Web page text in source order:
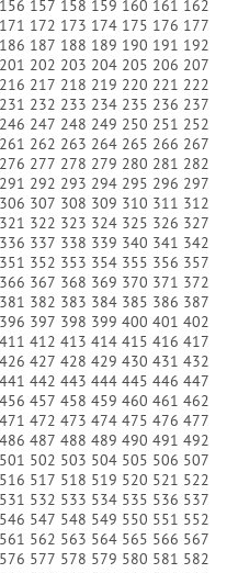
156 157 158 159 160 161 162
171 172 173 174 175 176 177
186 187 188 189 190 191 192
201 202 203 204 205 206 207
216 217 218 219 220 221 222
231 232 233 234 235 236 237
246 247 248 249 250 251 252
261 262 263 264 265 266 267
276 277 278 279 280 281 282
291 292 293 294 295 296 297
306 307 308 309 310 311 312
321 322 323 324 325 326 327
336 337 338 339 340 341 342
351 352 353 354 355 356 357
366 367 368 369 370 371 372
381 382 383 384 385 386 387
396 397 398 399 400 401 402
411 412 413 414 415 416 417
426 427 428 429 430 431 432
441 442 443 444 445 446 447
456 457 458 459 460 461 462
471 472 473 474 475 476 477
486 487 488 489 490 491 492
501 502 503 504 505 506 507
516 517 518 519 520 521 522
531 532 533 534 535 536 537
546 547 548 549 550 551 552
561 562 563 564 565 566 567
576 577 578 579 580 581 582